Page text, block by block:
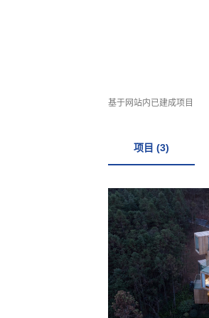
基于网站内已建成项目
项目 (3)